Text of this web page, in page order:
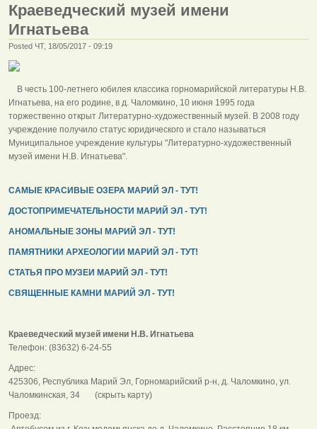
Краеведческий музей имени
Игнатьева
Posted ЧТ, 18/05/2017 - 09:19
В честь 100-летнего юбилея классика горномарийской литературы Н.В.
Игнатьева, на его родине, в д. Чаломкино, 10 июня 1995 года
торжественно открыт Литературно-художественный музей. В 2008 году
учреждение получило статус юридического и стало называться
Муниципальное учреждение культуры "Литературно-художественный
музей имени Н.В. Игнатьева".
САМЫЕ КРАСИВЫЕ ОЗЕРА МАРИЙ ЭЛ - ТУТ!
ДОСТОПРИМЕЧАТЕЛЬНОСТИ МАРИЙ ЭЛ - ТУТ!
АНОМАЛЬНЫЕ ЗОНЫ МАРИЙ ЭЛ - ТУТ!
ПАМЯТНИКИ АРХЕОЛОГИИ МАРИЙ ЭЛ - ТУТ!
СТАТЬЯ ПРО МУЗЕИ МАРИЙ ЭЛ - ТУТ!
СВЯЩЕННЫЕ КАМНИ МАРИЙ ЭЛ - ТУТ!
Краеведческий музей имени Н.В. Игнатьевa
Телефон: (83632) 6-24-55
Адрес:
425306, Республика Марий Эл, Горномарийский р-н, д. Чаломкино, ул.
Чаломкинская, 34 (скрыть карту)
Проезд: